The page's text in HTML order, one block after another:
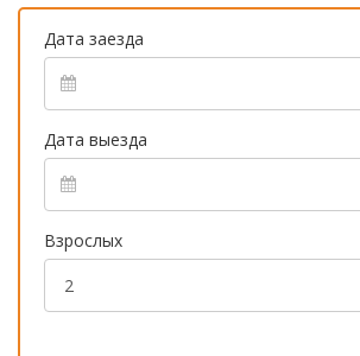
Дата заезда
Дата выезда
Взрослых